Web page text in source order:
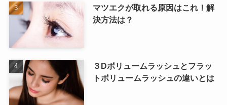
マツエクが取れる原因はこれ！解
決方法は？
３Dボリュームラッシュとフラッ
トボリュームラッシュの違いとは